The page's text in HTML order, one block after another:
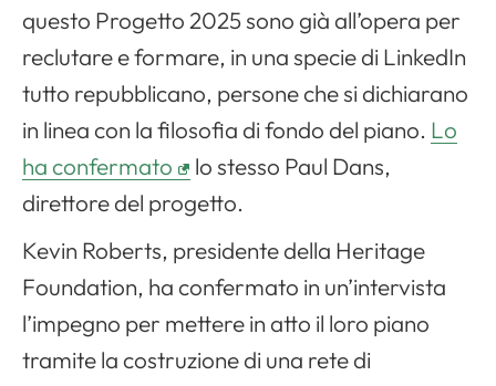
questo Progetto 2025 sono già all’opera per
reclutare e formare, in una specie di LinkedIn
tutto repubblicano, persone che si dichiarano
in linea con la filosofia di fondo del piano. Lo
ha confermato
lo stesso Paul Dans,
direttore del progetto.
Kevin Roberts, presidente della Heritage
Foundation, ha confermato in un’intervista
l’impegno per mettere in atto il loro piano
tramite la costruzione di una rete di